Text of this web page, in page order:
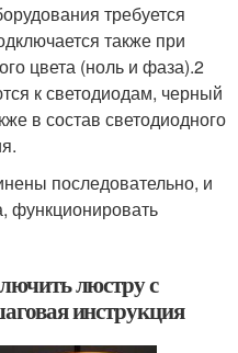
требуется
также при
цвета (ноль и фаза).2
к светодиодам, черный
в состав светодиодного
последовательно, и
функционировать
люстру с
инструкция